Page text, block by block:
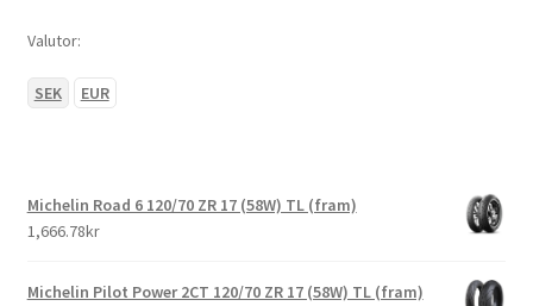
Valutor:
SEK EUR
Michelin Road 6 120/70 ZR 17 (58W) TL (fram)
1,666.78kr
Michelin Pilot Power 2CT 120/70 ZR 17 (58W) TL (fram)